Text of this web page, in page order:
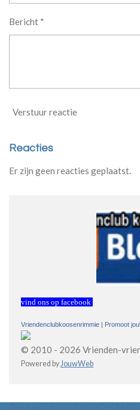
2
5
r
Bericht *
Verstuur reactie
Reacties
Er zijn geen reacties geplaatst.
vind ons op facebook
Vriendenclubkoosenrimmie | Promoot
© 2010 - 2026 Vrienden-
Powered by JouwWeb